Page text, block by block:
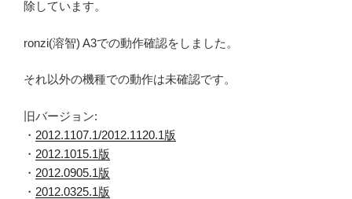
除しています。
ronzi(溶智) A3での動作確認をしました。
それ以外の機種での動作は未確認です。
旧バージョン:
・ 2012.1107.1/2012.1120.1版
・ 2012.1015.1版
・ 2012.0905.1版
・ 2012.0325.1版